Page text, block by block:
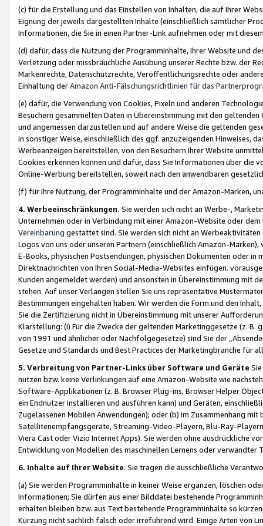
(c) für die Erstellung und das Einstellen von Inhalten, die auf Ihrer
Eignung der jeweils dargestellten Inhalte (einschließlich sämtlicher
Informationen, die Sie in einen Partner-Link aufnehmen oder mit
(d) dafür, dass die Nutzung der Programminhalte, Ihrer Website und
Verletzung oder missbräuchliche Ausübung unserer Rechte bzw. der
Markenrechte, Datenschutzrechte, Veröffentlichungsrechte oder
Einhaltung derAmazon Anti-Fälschungsrichtlinien für das
(e) dafür, die Verwendung von Cookies, Pixeln und anderen
Besuchern gesammelten Daten in Übereinstimmung mit den
und angemessen darzustellen und auf andere Weise die geltenden
in sonstiger Weise, einschließlich des ggf. anzuzeigenden Hinweises,
Werbeanzeigen bereitstellen, von den Besuchern Ihrer Website
Cookies erkennen können und dafür, dass Sie Informationen über die
Online-Werbung bereitstellen, soweit nach den anwendbaren
(f) für Ihre Nutzung, der Programminhalte und der Amazon-Marken,
4. Werbeeinschränkungen. Sie werden sich nicht an Werbe-,
Unternehmen oder in Verbindung mit einer Amazon-Website oder
Vereinbarung gestattet sind. Sie werden sich nicht an
Logos von uns oder unseren Partnern (einschließlich Amazon-
E-Books, physischen Postsendungen, physischen Dokumenten oder in
Direktnachrichten von Ihren Social-Media-Websites einfügen.
Kunden angemeldet werden) und ansonsten in Übereinstimmung mit
stehen. Auf unser Verlangen stellen Sie uns repräsentative
Bestimmungen eingehalten haben. Wir werden die Form und den
Sie die Zertifizierung nicht in Übereinstimmung mit unserer
Klarstellung: (i) Für die Zwecke der geltenden Marketinggesetze (z. B.
von 1991 und ähnlicher oder Nachfolgegesetze) sind Sie der
Gesetze und Standards und Best Practices der Marketingbranche für
5. Verbreitung von Partner-Links über Software und Geräte
nutzen bzw. keine Verlinkungen auf eine Amazon-Website wie
Software-Applikationen (z. B. Browser Plug-ins, Browser Helper
ein Endnutzer installieren und ausführen kann) und Geräten,
Zugelassenen Mobilen Anwendungen); oder (b) im Zusammenhang
Satellitenempfangsgeräte, Streaming-Video-Playern, Blu-Ray-
Viera Cast oder Vizio Internet Apps). Sie werden ohne ausdrückliche
Entwicklung von Modellen des maschinellen Lernens oder
6. Inhalte auf Ihrer Website. Sie tragen die ausschließliche
(a) Sie werden Programminhalte in keiner Weise ergänzen, löschen
Informationen; Sie dürfen aus einer Bilddatei bestehende
erhalten bleiben bzw. aus Text bestehende Programminhalte so
Kürzung nicht sachlich falsch oder irreführend wird. Einige Arten von